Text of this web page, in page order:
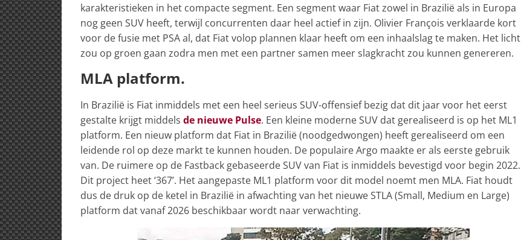
karakteristieken in het compacte segment. Een segment waar Fiat zowel in Brazilië als in Europa
nog geen SUV heeft, terwijl concurrenten daar heel actief in zijn. Olivier François verklaarde kort
voor de fusie met PSA al, dat Fiat volop plannen klaar heeft om een inhaalslag te maken. Het licht
zou op groen gaan zodra men met een partner samen meer slagkracht zou kunnen genereren.
MLA platform.
In Brazilië is Fiat inmiddels met een heel serieus SUV-offensief bezig dat dit jaar voor het eerst
gestalte krijgt middels de nieuwe Pulse. Een kleine moderne SUV dat gerealiseerd is op het ML1
platform. Een nieuw platform dat Fiat in Brazilië (noodgedwongen) heeft gerealiseerd om een
leidende rol op deze markt te kunnen houden. De populaire Argo maakte er als eerste gebruik
van. De ruimere op de Fastback gebaseerde SUV van Fiat is inmiddels bevestigd voor begin 2022.
Dit project heet ‘367’. Het aangepaste ML1 platform voor dit model noemt men MLA. Fiat houdt
dus de druk op de ketel in Brazilië in afwachting van het nieuwe STLA (Small, Medium en Large)
platform dat vanaf 2026 beschikbaar wordt naar verwachting.